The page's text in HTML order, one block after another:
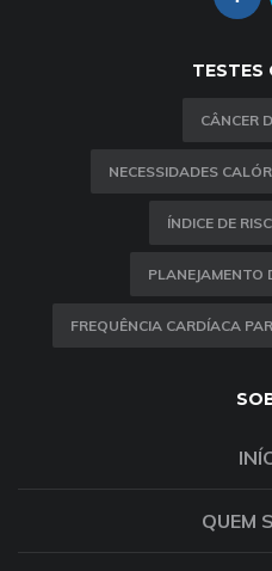
TESTES
CÂNCER
NECESSIDADES
ÍNDICE DE
PLANEJAMENTO
FREQUÊNCIA CARDÍACA
QUEM